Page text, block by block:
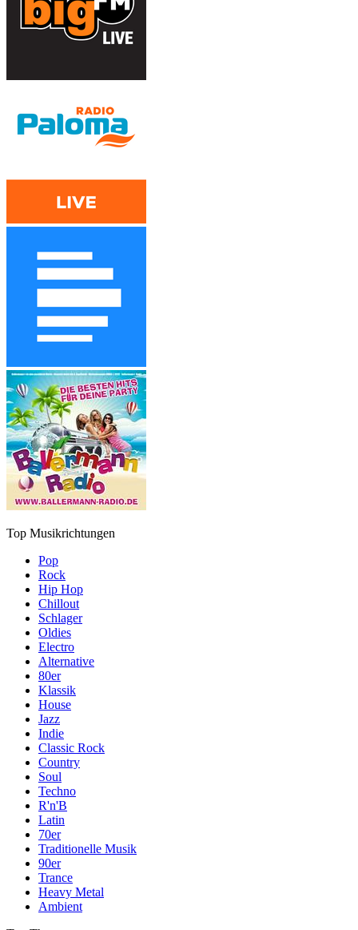
Top Musikrichtungen
Pop
Rock
Hip Hop
Chillout
Schlager
Oldies
Electro
Alternative
80er
Klassik
House
Jazz
Indie
Classic Rock
Country
Soul
Techno
R'n'B
Latin
70er
Traditionelle Musik
90er
Trance
Heavy Metal
Ambient